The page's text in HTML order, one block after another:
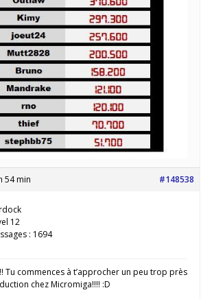
54 min #148538
12
: 1694
Tu commences à t’approcher un peu trop près
chez Micromiga!!!! :D